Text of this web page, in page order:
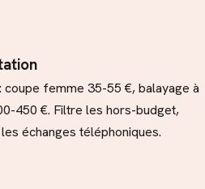
femme 35-55 €, balayage à
450 €. Filtre les hors-budget,
échanges téléphoniques.